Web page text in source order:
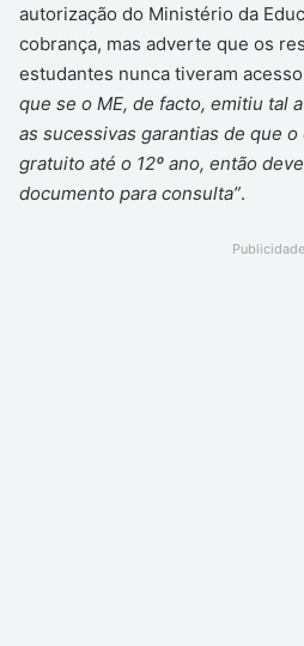
autorização do Ministério da
cobrança, mas adverte que os
estudantes nunca tiveram
que se o ME, de facto, emitiu tal
as sucessivas garantias de que
gratuito até o 12º ano, então
documento para consulta”.
Publicidade